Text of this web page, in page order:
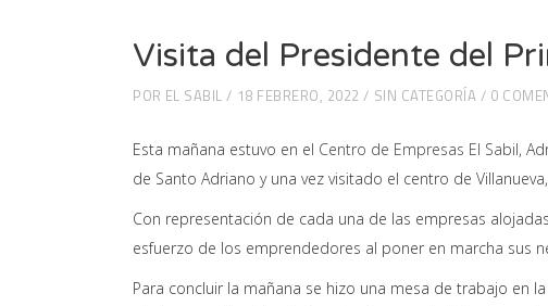
Visita del Presidente del
POR EL SABIL 18 FEBRERO, 2022 SIN CATEGORÍA 0
Esta mañana estuvo en el Centro de Empresas El Sabil,
de Santo Adriano y una vez visitado el centro de
Con representación de cada una de las empresas
esfuerzo de los emprendedores al poner en marcha sus
Para concluir la mañana se hizo una mesa de trabajo en